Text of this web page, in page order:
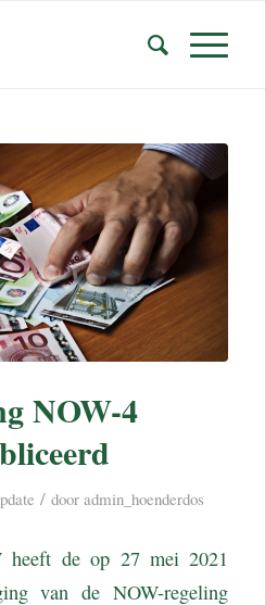
NOW-4
/ door admin_hoenderdos
heeft de op 27 mei 2021
van de NOW-regeling